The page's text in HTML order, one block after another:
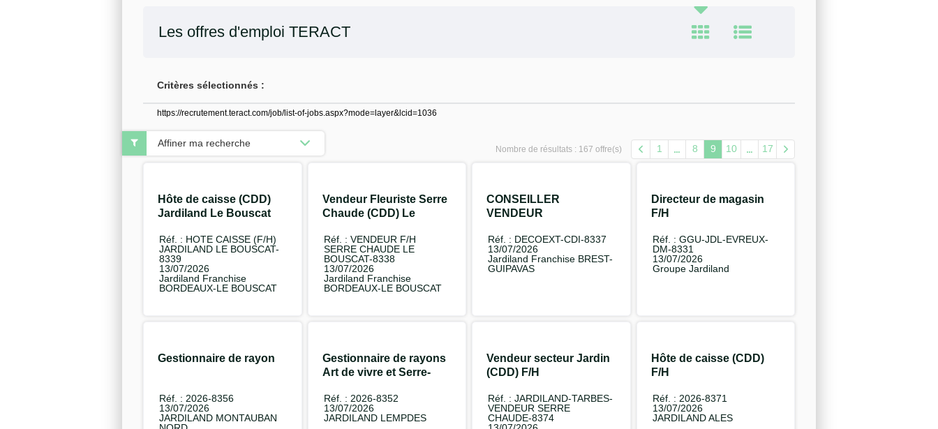
Les offres d'emploi TERACT
Critères sélectionnés :
https://recrutement.teract.com/job/list-of-jobs.aspx?mode=layer&lcid=1036
Nombre de résultats : 167 offre(s) 1 8 9 10 17
Hôte de caisse (CDD)
Jardiland Le Bouscat
Réf. : HOTE CAISSE (F/H)
JARDILAND LE BOUSCAT-
8339
13/07/2026
Jardiland Franchise
BORDEAUX-LE BOUSCAT
Vendeur Fleuriste Serre
Chaude (CDD) Le
Réf. : VENDEUR F/H
SERRE CHAUDE LE
BOUSCAT-8338
13/07/2026
Jardiland Franchise
BORDEAUX-LE BOUSCAT
CONSEILLER
VENDEUR
EXTERIEUR F/H
Réf. : DECOEXT-CDI-8337
13/07/2026
Jardiland Franchise BREST-
GUIPAVAS
Directeur de magasin
F/H
Réf. : GGU-JDL-EVREUX-
DM-8331
13/07/2026
Groupe Jardiland
Gestionnaire de rayon
Réf. : 2026-8356
13/07/2026
JARDILAND MONTAUBAN
Gestionnaire de rayons
Art de vivre et Serre-
Réf. : 2026-8352
13/07/2026
JARDILAND LEMPDES
Vendeur secteur Jardin
(CDD) F/H
Réf. : JARDILAND-TARBES-
VENDEUR SERRE
CHAUDE-8374
Hôte de caisse (CDD)
F/H
Réf. : 2026-8371
13/07/2026
JARDILAND ALES
Affiner ma recherche